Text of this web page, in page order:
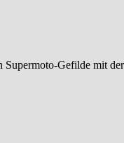
Supermoto-Gefilde mit